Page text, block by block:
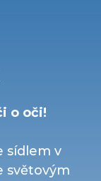
o oči!
sídlem v
světovým